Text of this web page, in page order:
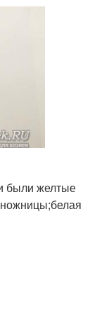
были желтые